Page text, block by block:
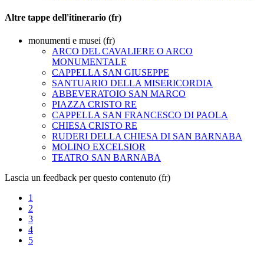
Altre tappe dell'itinerario (fr)
monumenti e musei (fr)
ARCO DEL CAVALIERE O ARCO
MONUMENTALE
CAPPELLA SAN GIUSEPPE
SANTUARIO DELLA MISERICORDIA
ABBEVERATOIO SAN MARCO
PIAZZA CRISTO RE
CAPPELLA SAN FRANCESCO DI PAOLA
CHIESA CRISTO RE
RUDERI DELLA CHIESA DI SAN BARNABA
MOLINO EXCELSIOR
TEATRO SAN BARNABA
Lascia un feedback per questo contenuto (fr)
1
2
3
4
5